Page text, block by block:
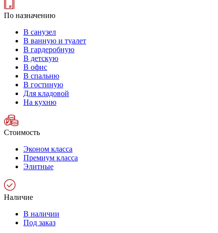
По назначению
В санузел
В ванную и туалет
В гардеробную
В детскую
В офис
В спальню
В гостиную
Для кладовой
На кухню
Стоимость
Эконом класса
Премиум класса
Элитные
Наличие
В наличии
Под заказ